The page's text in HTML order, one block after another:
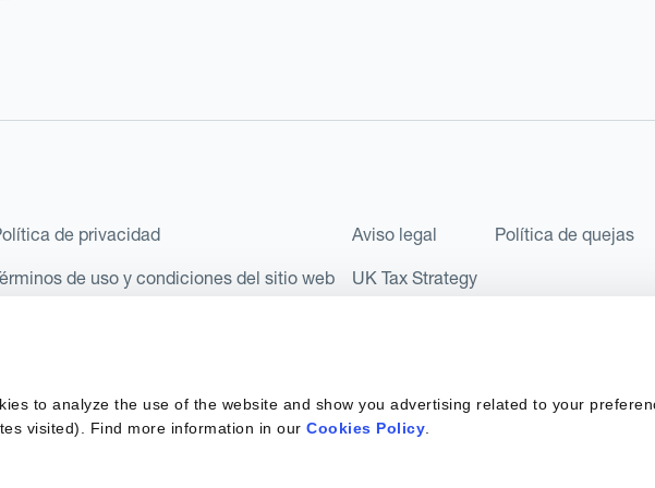
to analyze the use of the website and show you advertising related to your
visited). Find more information in ourCookies Policy
de privacidad
de uso y condiciones del sitio web
Aviso legal
UK Tax Strategy
Política de quejas
en Inglaterra y Gales como Sociedad Limitada (Limited Company) bajo el número de
Union SL es una sociedad privada española con número de identificación fiscal:
con número de registro 6890 y supervisada por SEPBLAC, la Autoridad Supervisora en